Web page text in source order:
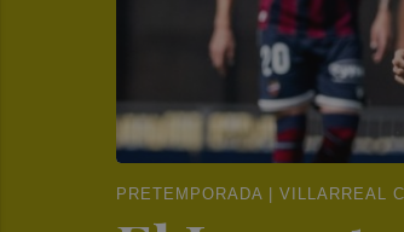
PRETEMPORADA | VILLARREAL